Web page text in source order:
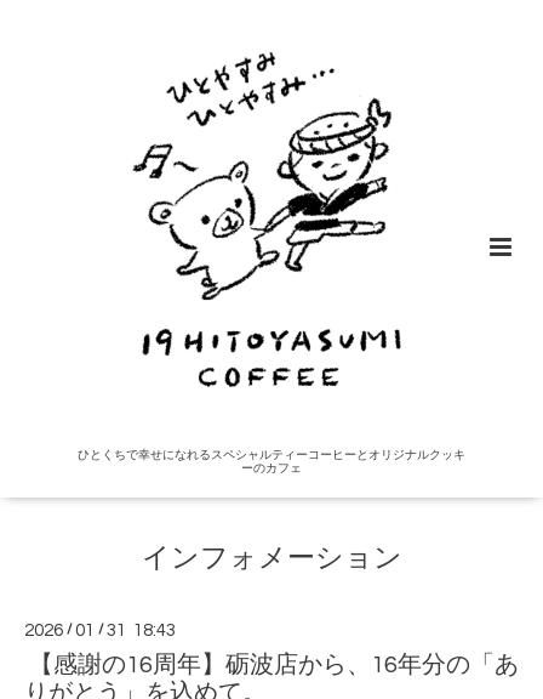
ひとくちで幸せになれるスペシャルティーコーヒーとオリジナルクッキ
ーのカフェ
インフォメーション
2026 /01 /31 18:43
【感謝の16周年】砺波店から、16年分の「あ
りがとう」を込めて。